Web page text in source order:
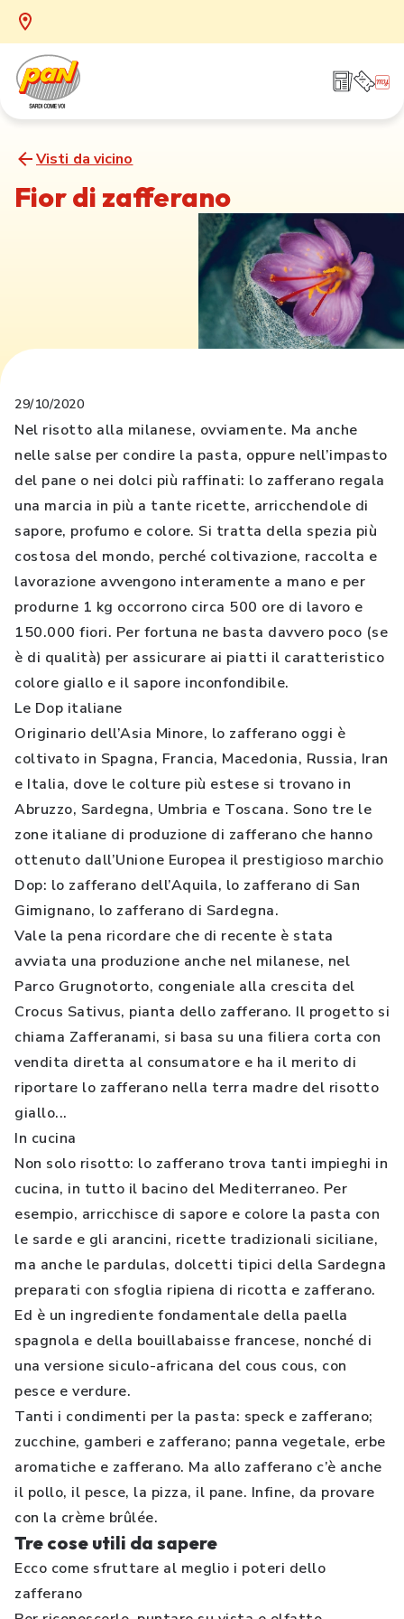
Visti da vicino
Fior di zafferano
29/10/2020
Nel risotto alla milanese, ovviamente. Ma anche
nelle salse per condire la pasta, oppure nell’impasto
del pane o nei dolci più raffinati: lo zafferano regala
una marcia in più a tante ricette, arricchendole di
sapore, profumo e colore. Si tratta della spezia più
costosa del mondo, perché coltivazione, raccolta e
lavorazione avvengono interamente a mano e per
produrne 1 kg occorrono circa 500 ore di lavoro e
150.000 fiori. Per fortuna ne basta davvero poco (se
è di qualità) per assicurare ai piatti il caratteristico
colore giallo e il sapore inconfondibile.
Le Dop italiane
Originario dell’Asia Minore, lo zafferano oggi è
coltivato in Spagna, Francia, Macedonia, Russia, Iran
e Italia, dove le colture più estese si trovano in
Abruzzo, Sardegna, Umbria e Toscana. Sono tre le
zone italiane di produzione di zafferano che hanno
ottenuto dall’Unione Europea il prestigioso marchio
Dop: lo zafferano dell’Aquila, lo zafferano di San
Gimignano, lo zafferano di Sardegna.
Vale la pena ricordare che di recente è stata
avviata una produzione anche nel milanese, nel
Parco Grugnotorto, congeniale alla crescita del
Crocus Sativus, pianta dello zafferano. Il progetto si
chiama Zafferanami, si basa su una filiera corta con
vendita diretta al consumatore e ha il merito di
riportare lo zafferano nella terra madre del risotto
giallo...
In cucina
Non solo risotto: lo zafferano trova tanti impieghi in
cucina, in tutto il bacino del Mediterraneo. Per
esempio, arricchisce di sapore e colore la pasta con
le sarde e gli arancini, ricette tradizionali siciliane,
ma anche le pardulas, dolcetti tipici della Sardegna
preparati con sfoglia ripiena di ricotta e zafferano.
Ed è un ingrediente fondamentale della paella
spagnola e della bouillabaisse francese, nonché di
una versione siculo-africana del cous cous, con
pesce e verdure.
Tanti i condimenti per la pasta: speck e zafferano;
zucchine, gamberi e zafferano; panna vegetale, erbe
aromatiche e zafferano. Ma allo zafferano c’è anche
il pollo, il pesce, la pizza, il pane. Infine, da provare
con la crème brûlée.
Tre cose utili da sapere
Ecco come sfruttare al meglio i poteri dello
zafferano